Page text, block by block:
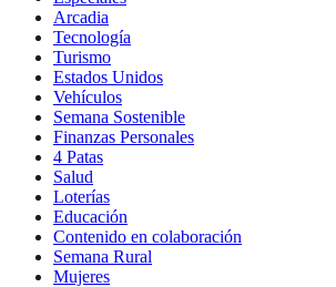
Arcadia
Tecnología
Turismo
Estados Unidos
Vehículos
Semana Sostenible
Finanzas Personales
4 Patas
Salud
Loterías
Educación
Contenido en colaboración
Semana Rural
Mujeres